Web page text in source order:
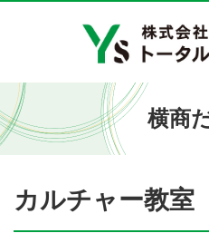
横商
カルチャー教室